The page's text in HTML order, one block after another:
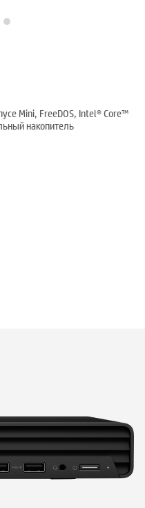
Mini, FreeDOS, Intel® Core™
накопитель